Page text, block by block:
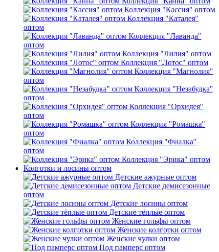
Коллекция "Кассия" оптом
Коллекция "Каталея"
оптом
Коллекция "Лаванда"
оптом
Коллекция "Лилия" оптом
Коллекция "Лотос" оптом
Коллекция "Магнолия"
оптом
Коллекция "Незабудка"
оптом
Коллекция "Орхидея"
оптом
Коллекция "Ромашка"
оптом
Коллекция "Фиалка"
оптом
Коллекция "Эрика" оптом
Колготки и лосины оптом
Детские ажурные оптом
Детские демисезонные
оптом
Детские лосины оптом
Детские тёплые оптом
Женские гольфы оптом
Женские колготки оптом
Женские чулки оптом
Под памперс оптом